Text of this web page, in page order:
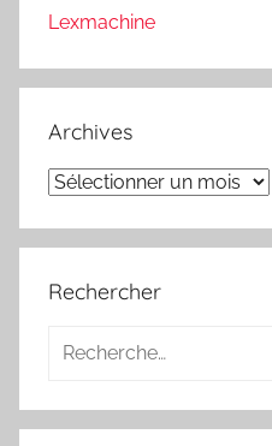
Lexmachine
Archives
Archives
Rechercher
Recherche
: